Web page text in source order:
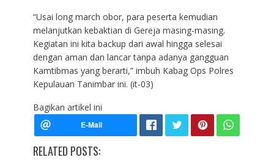
“Usai long march obor, para peserta kemudian
melanjutkan kebaktian di Gereja masing-masing.
Kegiatan ini kita backup dari awal hingga selesai
dengan aman dan lancar tanpa adanya gangguan
Kamtibmas yang berarti,” imbuh Kabag Ops Polres
Kepulauan Tanimbar ini. (it-03)
Bagikan artikel ini
RELATED POSTS: